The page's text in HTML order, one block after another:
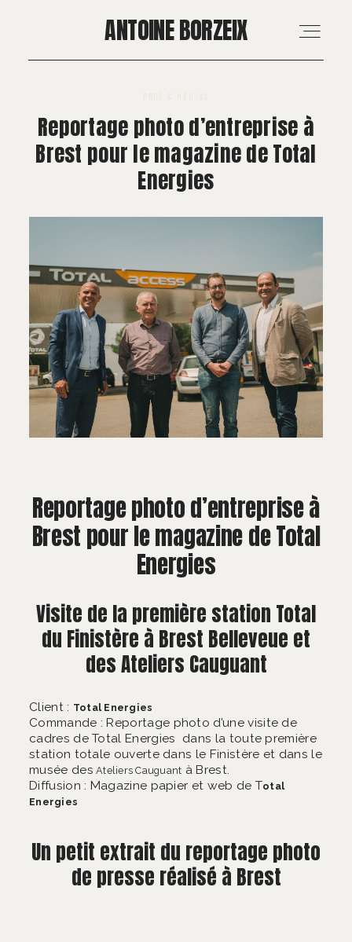
ANTOINE BORZEIX
ANTOINE BORZEIX
RÉALISATIONS
FORMATION
À PROPOS
CONTACT
Reportage photo d’entreprise à
Brest pour le magazine de Total
Energies
Reportage photo d’entreprise à
Brest pour le magazine de Total
Energies
Visite de la première station Total
du Finistère à Brest Belleveue et
des Ateliers Cauguant
Client : Total Energies
Commande : Reportage photo d’une visite de
cadres de Total Energies dans la toute première
station totale ouverte dans le Finistère et dans le
musée des Ateliers Cauguant à Brest.
Diffusion : Magazine papier et web de Total
Energies
Un petit extrait du reportage photo
de presse réalisé à Brest